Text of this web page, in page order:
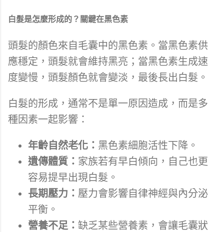
白髮是怎麼形成的？關鍵在黑色素
頭髮的顏色來自毛囊中的黑色素。當黑色素供
應穩定，頭髮就會維持黑亮；當黑色素生成速
度變慢，頭髮顏色就會變淡，最後長出白髮。
白髮的形成，通常不是單一原因造成，而是多
種因素一起影響：
年齡自然老化： 黑色素細胞活性下降。
遺傳體質： 家族若有早白傾向，自己也更
容易提早出現白髮。
長期壓力： 壓力會影響自律神經與內分泌
平衡。
營養不足： 缺乏某些營養素，會讓毛囊狀